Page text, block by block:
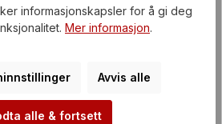
+ emballasje
! ikke tilgjengelig enkeltvis !
informasjonskapsler for å gi deg
Mer informasjon.
Avvis alle
alle & fortsett